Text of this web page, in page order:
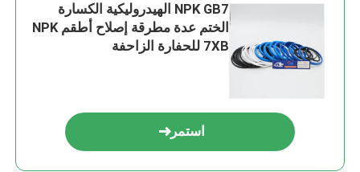
NPK GB7 الهيدروليكية الكسارة
الختم عدة مطرقة إصلاح أطقم NPK
7XB للحفارة الزاحفة
استمر